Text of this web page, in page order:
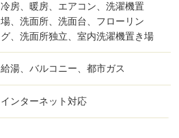
冷房、暖房、エアコン、洗濯機置
場、洗面所、洗面台、フローリン
グ、洗面所独立、室内洗濯機置き場
給湯、バルコニー、都市ガス
インターネット対応